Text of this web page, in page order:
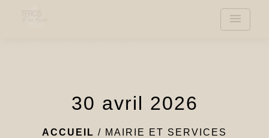
menu
30 avril 2026
ACCUEIL / MAIRIE ET SERVICES